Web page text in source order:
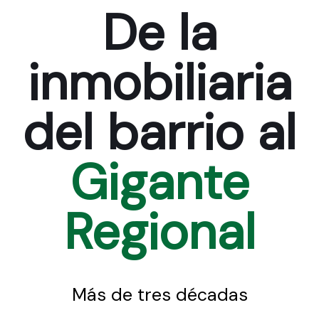
De la
inmobiliaria
del barrio al
Gigante
Regional
Más de tres décadas